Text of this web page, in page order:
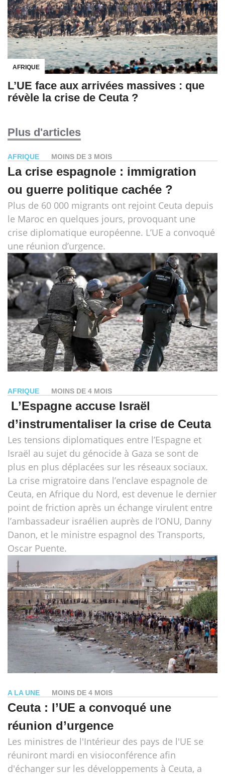
AFRIQUE
L’UE face aux arrivées massives : que
révèle la crise de Ceuta ?
Plus d'articles
AFRIQUE MOINS DE 3 MOIS
La crise espagnole : immigration
ou guerre politique cachée ?
Plus de 60 000 migrants ont rejoint Ceuta depuis
le Maroc en quelques jours, provoquant une
crise diplomatique européenne. L’UE a convoqué
une réunion d’urgence.
AFRIQUE MOINS DE 4 MOIS
L’Espagne accuse Israël
d’instrumentaliser la crise de Ceuta
Les tensions diplomatiques entre l’Espagne et
Israël au sujet du génocide à Gaza se sont de
plus en plus déplacées sur les réseaux sociaux.
La crise migratoire dans l’enclave espagnole de
Ceuta, en Afrique du Nord, est devenue le dernier
point de friction après un échange virulent entre
l’ambassadeur israélien auprès de l’ONU, Danny
Danon, et le ministre espagnol des Transports,
Oscar Puente.
A LA UNE MOINS DE 4 MOIS
Ceuta : l’UE a convoqué une
réunion d’urgence
Les ministres de l'Intérieur des pays de l'UE se
réuniront mardi en visioconférence afin
d'échanger sur les développements à Ceuta, a